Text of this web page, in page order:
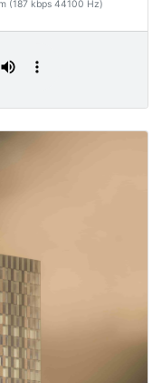
(187 kbps 44100 Hz)